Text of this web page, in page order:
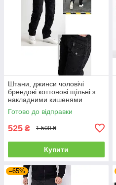
Штани, джинси чоловічі
брендові коттонові щільні з
накладними кишенями
"карго" MIGACH, Туреччина
Готово до відправки
525 ₴ 1 500 ₴
Купити
–65%